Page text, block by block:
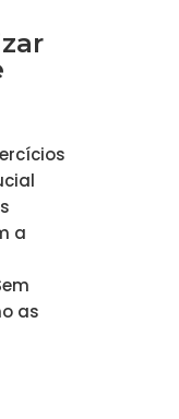
a
as